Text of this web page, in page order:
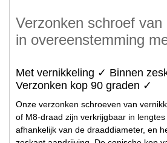
Verzonken schroef van
in overeenstemming
Met vernikkeling ✓ Binnen
Verzonken kop 90 graden ✓
Onze verzonken schroeven van
of M8-draad zijn verkrijgbaar in lengtes
afhankelijk van de draaddiameter, en